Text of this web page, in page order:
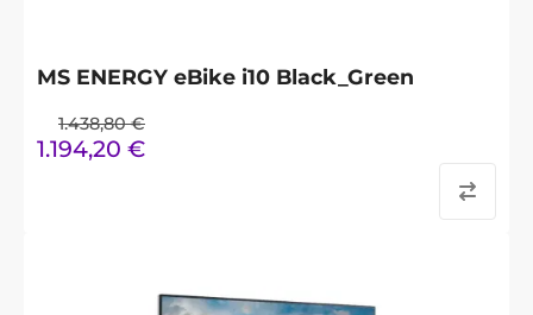
MS ENERGY eBike i10 Black_Green
1.438,80 €
1.194,20 €